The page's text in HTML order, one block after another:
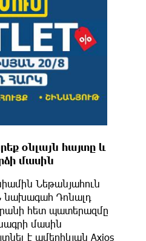
օնլայն հայտը և
մասին
Նեթանյահուն
նախագահ Դոնալդ
հետ պատերազմը
մասին
է ամերիկյան Axios